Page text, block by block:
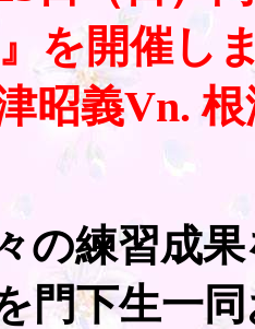
を開催し
義Vn. 根
の練習成
門下生一